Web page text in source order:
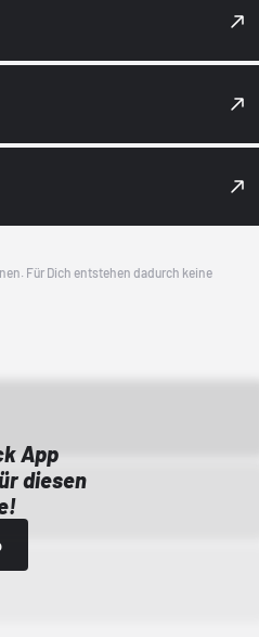
Für Dich entstehen dadurch keine
App
diesen